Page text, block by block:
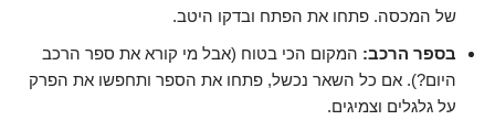
של המכסה. פתחו את הפתח ובדקו היטב.
בספר הרכב: המקום הכי בטוח (אבל מי קורא את ספר הרכב
היום?). אם כל השאר נכשל, פתחו את הספר ותחפשו את הפרק
על גלגלים וצמיגים.